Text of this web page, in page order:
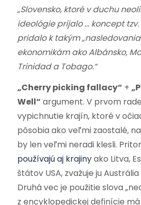
„Slovensko, ktoré v duchu
ideológie prijalo … koncept
pridalo k takým
ekonomikám ako Albánsko,
Trinidad a Tobago.“
„Cherry picking fallacy“ +
Well“ argument. V prvom
vypichnutie krajín, ktoré v
pôsobia ako veľmi zaostalé,
by len veľmi neradi klesli.
používajú aj krajinyako Litva,
štátov USA, zvažuje ju
Druhá vec je použitie slova
z encyklopedickej definície